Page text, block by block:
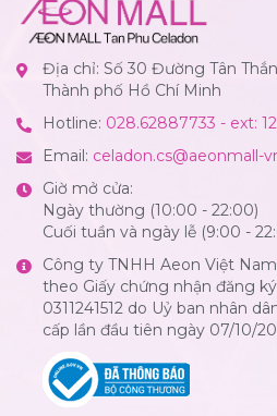
Địa chỉ: Số 30 Đường Tân
Thành phố Hồ Chí Minh
Hotline: 028.62887733 - ext:
Email: celadon.cs@aeonmall-
Giờ mở cửa:
Ngày thường (10:00 - 22:00)
Cuối tuần và ngày lễ (9:00 -
Công ty TNHH Aeon Việt
theo Giấy chứng nhận đăng
0311241512 do Uỷ ban nhân
cấp lần đầu tiên ngày 07/10/